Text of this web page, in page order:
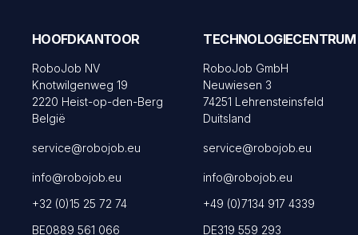
HOOFDKANTOOR
RoboJob NV
Knotwilgenweg 19
2220 Heist-op-den-Berg
België
service@robojob.eu
info@robojob.eu
+32 (0)15 25 72 74
BE0889 561 066
TECHNOLOGIECENTRUM
RoboJob GmbH
Neuwiesen 3
74251 Lehrensteinsfeld
Duitsland
service@robojob.eu
info@robojob.eu
+49 (0)7134 917 4339
DE319 559 293